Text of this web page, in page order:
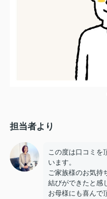
担当者より
この度は口コミを
います。
ご家族様のお気持
結びができたと感
お母様にも喜んで